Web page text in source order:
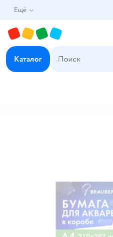
Ещё
Каталог